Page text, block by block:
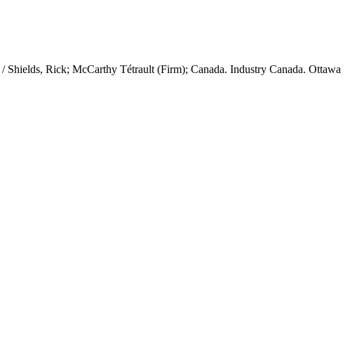
/ Shields, Rick; McCarthy Tétrault (Firm); Canada. Industry Canada. Ottawa